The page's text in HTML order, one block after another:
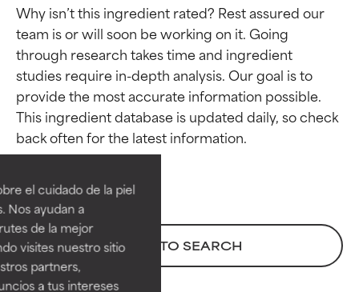
el cuidado de la piel
Nos ayudan a
de la mejor
visites nuestro sitio
partners,
a tus intereses
Why isn’t this ingredient rated? Rest assured our
team is or will soon be working on it. Going
through research takes time and ingredient
studies require in-depth analysis. Our goal is to
provide the most accurate information possible.
This ingredient database is updated daily, so check
BACK TO SEARCH
Calificaciones de
ingredientes
EXCELENTE
Ingrediente sobresaliente con
beneficios reales para la piel. Su
Calificaciones de
ingredientes
EXCELENTE
Ingrediente sobresaliente con
beneficios reales para la piel. Su